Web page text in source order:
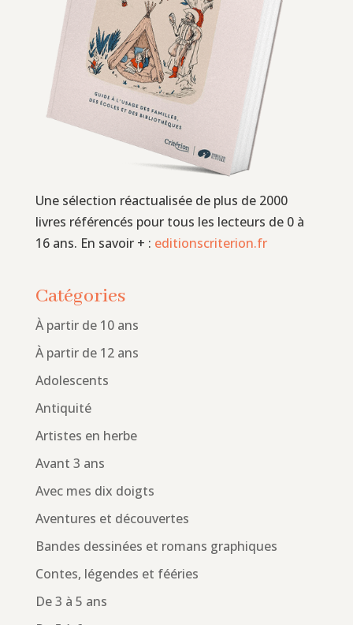
Une sélection réactualisée de plus de 2000
livres référencés pour tous les lecteurs de 0 à
16 ans. En savoir + : editionscriterion.fr
Catégories
À partir de 10 ans
À partir de 12 ans
Adolescents
Antiquité
Artistes en herbe
Avant 3 ans
Avec mes dix doigts
Aventures et découvertes
Bandes dessinées et romans graphiques
Contes, légendes et fééries
De 3 à 5 ans